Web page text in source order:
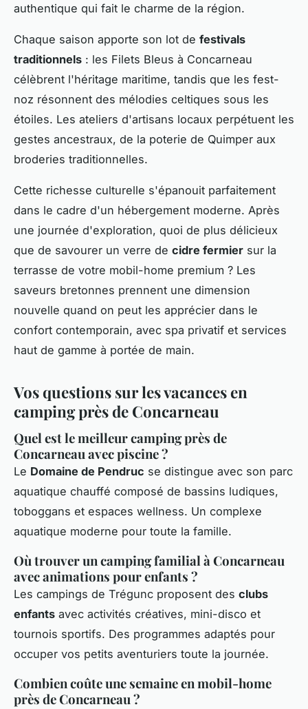
authentique qui fait le charme de la région.
Chaque saison apporte son lot de festivals
traditionnels : les Filets Bleus à Concarneau
célèbrent l'héritage maritime, tandis que les fest-
noz résonnent des mélodies celtiques sous les
étoiles. Les ateliers d'artisans locaux perpétuent les
gestes ancestraux, de la poterie de Quimper aux
broderies traditionnelles.
Cette richesse culturelle s'épanouit parfaitement
dans le cadre d'un hébergement moderne. Après
une journée d'exploration, quoi de plus délicieux
que de savourer un verre de cidre fermier sur la
terrasse de votre mobil-home premium ? Les
saveurs bretonnes prennent une dimension
nouvelle quand on peut les apprécier dans le
confort contemporain, avec spa privatif et services
haut de gamme à portée de main.
Vos questions sur les vacances en
camping près de Concarneau
Quel est le meilleur camping près de
Concarneau avec piscine ?
Le Domaine de Pendruc se distingue avec son parc
aquatique chauffé composé de bassins ludiques,
toboggans et espaces wellness. Un complexe
aquatique moderne pour toute la famille.
Où trouver un camping familial à Concarneau
avec animations pour enfants ?
Les campings de Trégunc proposent des clubs
enfants avec activités créatives, mini-disco et
tournois sportifs. Des programmes adaptés pour
occuper vos petits aventuriers toute la journée.
Combien coûte une semaine en mobil-home
près de Concarneau ?